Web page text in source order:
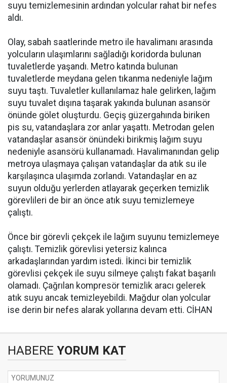
suyu temizlemesinin ardından yolcular rahat bir nefes
aldı.
Olay, sabah saatlerinde metro ile havalimanı arasında
yolcuların ulaşımlarını sağladığı koridorda bulunan
tuvaletlerde yaşandı. Metro katında bulunan
tuvaletlerde meydana gelen tıkanma nedeniyle lağım
suyu taştı. Tuvaletler kullanılamaz hale gelirken, lağım
suyu tuvalet dışına taşarak yakında bulunan asansör
önünde gölet oluşturdu. Geçiş güzergahında biriken
pis su, vatandaşlara zor anlar yaşattı. Metrodan gelen
vatandaşlar asansör önündeki birikmiş lağım suyu
nedeniyle asansörü kullanamadı. Havalimanından gelip
metroya ulaşmaya çalışan vatandaşlar da atık su ile
karşılaşınca ulaşımda zorlandı. Vatandaşlar en az
suyun olduğu yerlerden atlayarak geçerken temizlik
görevlileri de bir an önce atık suyu temizlemeye
çalıştı.
Önce bir görevli çekçek ile lağım suyunu temizlemeye
çalıştı. Temizlik görevlisi yetersiz kalınca
arkadaşlarından yardım istedi. İkinci bir temizlik
görevlisi çekçek ile suyu silmeye çalıştı fakat başarılı
olamadı. Çağrılan kompresör temizlik aracı gelerek
atık suyu ancak temizleyebildi. Mağdur olan yolcular
ise derin bir nefes alarak yollarına devam etti. CİHAN
HABERE YORUM KAT